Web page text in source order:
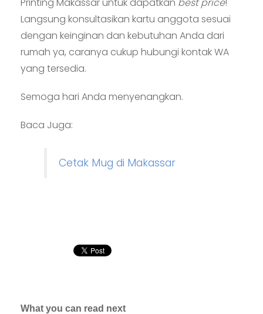
Langsung konsultasikan kartu anggota sesuai
dengan keinginan dan kebutuhan Anda dari
rumah ya, caranya cukup hubungi kontak WA
yang tersedia.
Semoga hari Anda menyenangkan.
Baca Juga:
Cetak Mug di Makassar
What you can read next